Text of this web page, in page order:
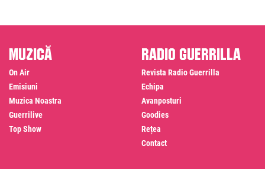
Muzică
On Air
Emisiuni
Muzica Noastra
Guerrilive
Top Show
Radio Guerrilla
Revista Radio Guerrilla
Echipa
Avanposturi
Goodies
Rețea
Contact